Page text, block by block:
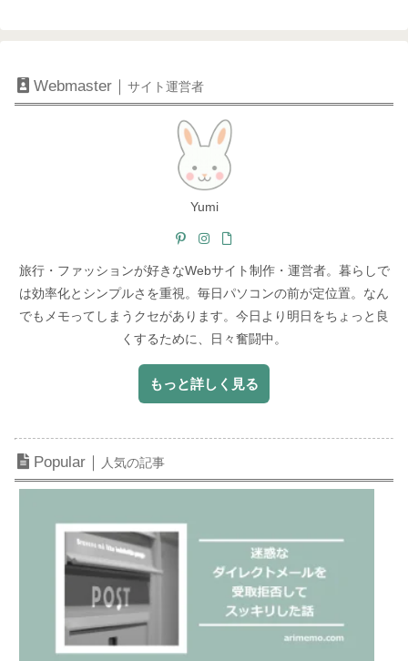
Webmaster｜ サイト運営者
Yumi
旅行・ファッションが好きなWebサイト制作・運営者。暮らしで
は効率化とシンプルさを重視。毎日パソコンの前が定位置。なん
でもメモってしまうクセがあります。今日より明日をちょっと良
くするために、日々奮闘中。
もっと詳しく見る
Popular｜ 人気の記事